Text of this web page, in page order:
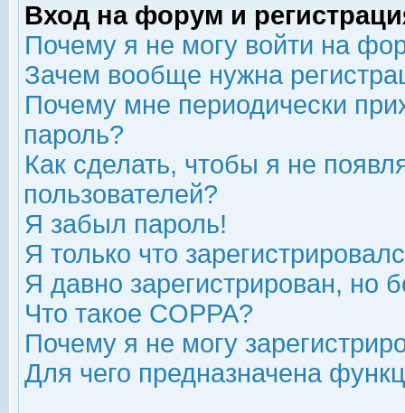
Вход на форум и
Почему я не могу войти на
Зачем вообще нужна
Почему мне периодически
пароль?
Как сделать, чтобы я не
пользователей?
Я забыл пароль!
Я только что
Я давно зарегистрирован, но
Что такое COPPA?
Почему я не могу
Для чего предназначена